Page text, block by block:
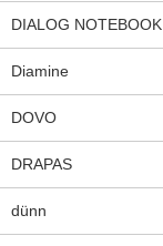
DIALOG NOTEBOOK
Diamine
DOVO
DRAPAS
dünn